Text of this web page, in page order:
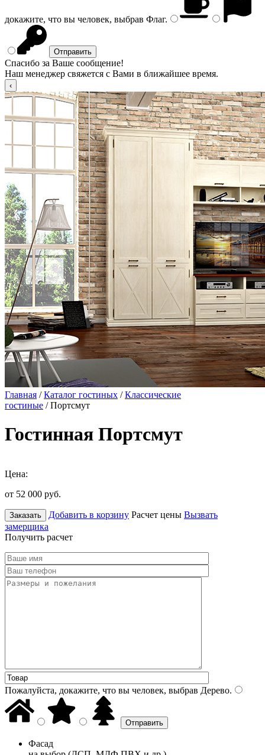
докажите, что вы человек, выбрав Флаг.
Спасибо за Ваше сообщение!
Наш менеджер свяжется с Вами в ближайшее время.
Главная /Каталог гостиных /Классические
гостиные / Портсмут
Гостинная Портсмут
Цена:
от 52 000 руб.
Заказать Добавить в корзину Расчет цены Вызвать
замерщика
Получить расчет
Пожалуйста, докажите, что вы человек, выбрав Дерево.
Фасад